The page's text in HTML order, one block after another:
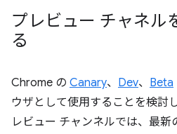
プレビュー チャネル
る
Chrome の Canary、 Dev、 Beta
ウザとして使用することを検討
レビュー チャンネルでは、最新